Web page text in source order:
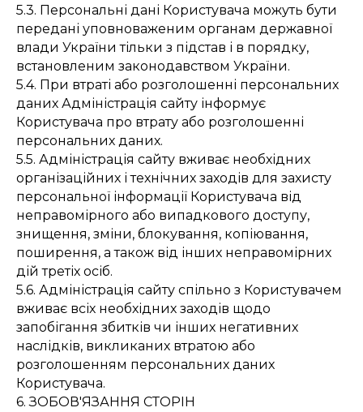
5.3. Персональні дані Користувача можуть бути
передані уповноваженим органам державної
влади України тільки з підстав і в порядку,
встановленим законодавством України.
5.4. При втраті або розголошенні персональних
даних Адміністрація сайту інформує
Користувача про втрату або розголошенні
персональних даних.
5.5. Адміністрація сайту вживає необхідних
організаційних і технічних заходів для захисту
персональної інформації Користувача від
неправомірного або випадкового доступу,
знищення, зміни, блокування, копіювання,
поширення, а також від інших неправомірних
дій третіх осіб.
5.6. Адміністрація сайту спільно з Користувачем
вживає всіх необхідних заходів щодо
запобігання збитків чи інших негативних
наслідків, викликаних втратою або
розголошенням персональних даних
Користувача.
6. ЗОБОВ'ЯЗАННЯ СТОРІН